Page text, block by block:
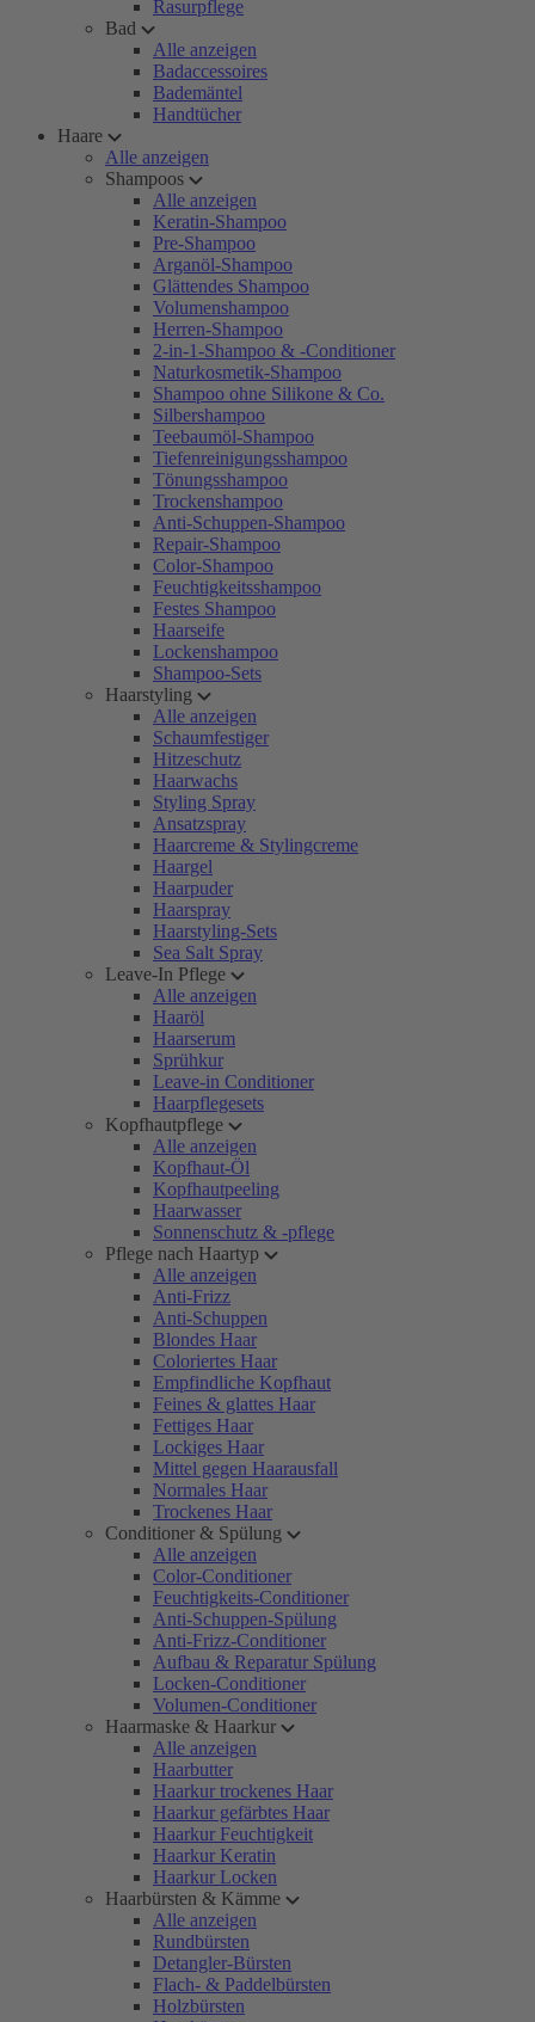
Rasurpflege
Bad
Alle anzeigen
Badaccessoires
Bademäntel
Handtücher
Haare
Alle anzeigen
Shampoos
Alle anzeigen
Keratin-Shampoo
Pre-Shampoo
Arganöl-Shampoo
Glättendes Shampoo
Volumenshampoo
Herren-Shampoo
2-in-1-Shampoo & -Conditioner
Naturkosmetik-Shampoo
Shampoo ohne Silikone & Co.
Silbershampoo
Teebaumöl-Shampoo
Tiefenreinigungsshampoo
Tönungsshampoo
Trockenshampoo
Anti-Schuppen-Shampoo
Repair-Shampoo
Color-Shampoo
Feuchtigkeitsshampoo
Festes Shampoo
Haarseife
Lockenshampoo
Shampoo-Sets
Haarstyling
Alle anzeigen
Schaumfestiger
Hitzeschutz
Haarwachs
Styling Spray
Ansatzspray
Haarcreme & Stylingcreme
Haargel
Haarpuder
Haarspray
Haarstyling-Sets
Sea Salt Spray
Leave-In Pflege
Alle anzeigen
Haaröl
Haarserum
Sprühkur
Leave-in Conditioner
Haarpflegesets
Kopfhautpflege
Alle anzeigen
Kopfhaut-Öl
Kopfhautpeeling
Haarwasser
Sonnenschutz & -pflege
Pflege nach Haartyp
Alle anzeigen
Anti-Frizz
Anti-Schuppen
Blondes Haar
Coloriertes Haar
Empfindliche Kopfhaut
Feines & glattes Haar
Fettiges Haar
Lockiges Haar
Mittel gegen Haarausfall
Normales Haar
Trockenes Haar
Conditioner & Spülung
Alle anzeigen
Color-Conditioner
Feuchtigkeits-Conditioner
Anti-Schuppen-Spülung
Anti-Frizz-Conditioner
Aufbau & Reparatur Spülung
Locken-Conditioner
Volumen-Conditioner
Haarmaske & Haarkur
Alle anzeigen
Haarbutter
Haarkur trockenes Haar
Haarkur gefärbtes Haar
Haarkur Feuchtigkeit
Haarkur Keratin
Haarkur Locken
Haarbürsten & Kämme
Alle anzeigen
Rundbürsten
Detangler-Bürsten
Flach- & Paddelbürsten
Holzbürsten